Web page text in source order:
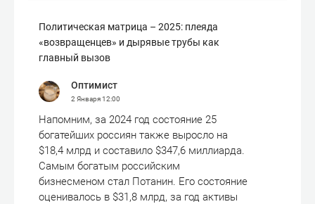
Политическая матрица – 2025: плеяда
«возвращенцев» и дырявые трубы как
главный вызов
Оптимист
2 Января12:00
Напомним, за 2024 год состояние 25
богатейших россиян также выросло на
$18,4 млрд и составило $347,6 миллиарда.
Самым богатым российским
бизнесменом стал Потанин. Его состояние
оценивалось в $31,8 млрд, за год активы